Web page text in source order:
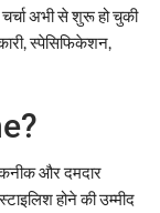
अभी से शुरू हो चुकी
स्पेसिफिकेशन,
और दमदार
होने की उम्मीद